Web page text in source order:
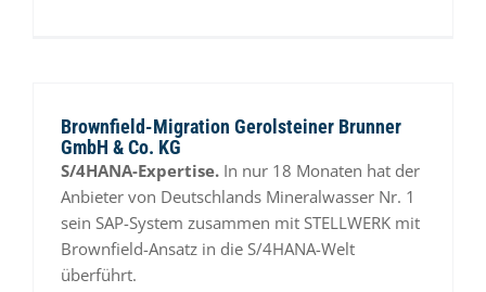
Brownfield-Migration Gerolsteiner Brunner
GmbH & Co. KG
S/4HANA-Expertise. In nur 18 Monaten hat der
Anbieter von Deutschlands Mineralwasser Nr. 1
sein SAP-System zusammen mit STELLWERK mit
Brownfield-Ansatz in die S/4HANA-Welt
überführt.